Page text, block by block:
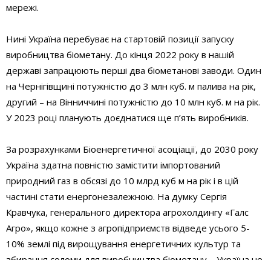
мережі.
Нині Україна перебуває на стартовій позиції запуску
виробництва біометану. До кінця 2022 року в нашій
державі запрацюють перші два біометанові заводи. Один
на Чернігівщині потужністю до 3 млн куб. м палива на рік,
другий – на Вінниччині потужністю до 10 млн куб. м на рік.
У 2023 році планують доєднатися ще п’ять виробників.
За розрахунками Біоенергетичної асоціації, до 2030 року
Україна здатна повністю замістити імпортований
природний газ в обсязі до 10 млрд куб м на рік і в цій
частині стати енергонезалежною. На думку Сергія
Кравчука, генерального директора агрохолдингу «Галс
Агро», якщо кожне з агропідприємств відведе усього 5-
10% землі під вирощування енергетичних культур та